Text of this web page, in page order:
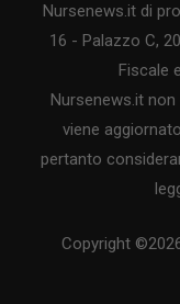
Nursenews.it di
16 - Palazzo C,
Fiscale
Nursenews.it
viene
pertanto
Copyright